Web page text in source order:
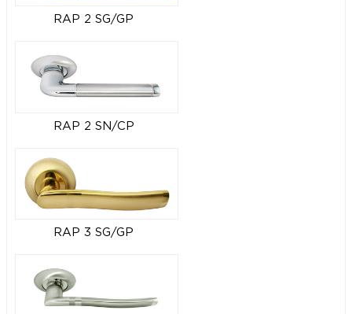
RAP 2 SG/GP
RAP 2 SN/CP
RAP 3 SG/GP